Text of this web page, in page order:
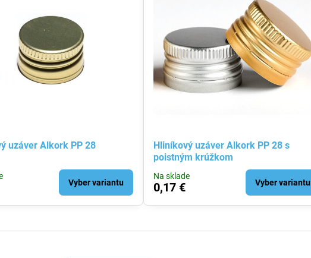
uzáver Alkork PP 28
Vyber variantu
Hliníkový uzáver Alkork PP 28 s
poistným krúžkom
Na sklade
0,17 € Vyber variantu